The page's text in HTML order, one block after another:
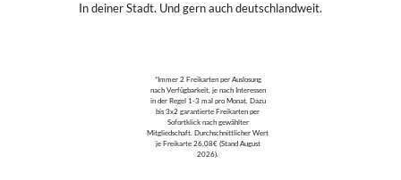
In deiner Stadt. Und gern auch deutschlandweit.
*Immer 2 Freikarten per Auslosung
nach Verfügbarkeit, je nach Interessen
in der Regel 1-3 mal pro Monat. Dazu
bis 3x2 garantierte Freikarten per
Sofortklick nach gewählter
Mitgliedschaft. Durchschnittlicher Wert
je Freikarte 26,08€ (Stand August
2026).